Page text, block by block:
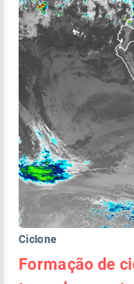
Ciclone
Formação de